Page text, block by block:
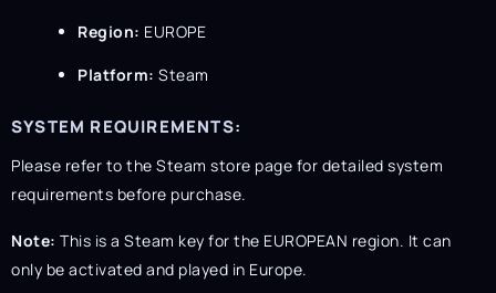
Region: EUROPE
Platform: Steam
SYSTEM REQUIREMENTS:
Please refer to the Steam store page for detailed system
requirements before purchase.
Note: This is a Steam key for the EUROPEAN region. It can
only be activated and played in Europe.